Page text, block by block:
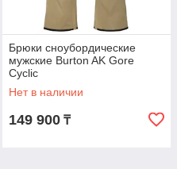
Брюки сноубордические
мужские Burton AK Gore
Cyclic
Нет в наличии
149 900 ₸